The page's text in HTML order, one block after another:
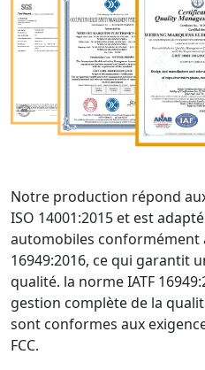
Notre production répond
ISO 14001:2015 et est
automobiles conformément
16949:2016, ce qui garantit
qualité. la norme IATF
gestion complète de la
sont conformes aux
FCC.